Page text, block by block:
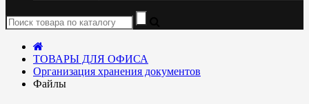
ТОВАРЫ ДЛЯ ОФИСА
Организация хранения документов
Файлы